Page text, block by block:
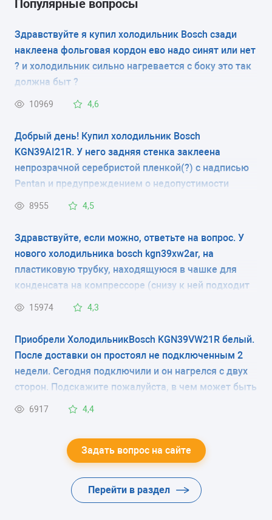
ТИП УПРАВЛЕНИЯ
электронное
КОЛИЧЕСТВО КАМЕР
2
РАЗМЕРЫ (ШXГXВ)
60x64x185 см
КОЛИЧЕСТВО КОМПРЕССОРОВ
1
РАЗМОРАЖИВАНИЕ МОРОЗИЛЬНОЙ КАМЕРЫ
No Frost
РАЗМОРАЖИВАНИЕ ХОЛОДИЛЬНОЙ КАМЕРЫ
No Frost
ЭНЕРГОПОТРЕБЛЕНИЕ
класс A++ (238 кВтч/год)
ЦВЕТ
ХЛАДАГЕНТ
Популярные вопросы
Здравствуйте я купил холодильник Bosch сзади
наклеена фольговая кордон ево надо синят или нет
? и холодильник сильно нагревается с боку это так
должна быт ?
10969 4,6
Добрый день! Купил холодильник Bosch
KGN39AI21R. У него задняя стенка заклеена
непрозрачной серебристой пленкой(?) с надписью
Pentan и предупреждением о недопустимости
контакта изделия с трубами, мебелью и т.д. За
(видны какие-то углубления). Это защита
радиатора при транспортировке или что-то типа
задней стенки? Нужно ли снимать эту пленку?
8955 4,5
Здравствуйте, если можно, ответьте на вопрос. У
нового холодильника bosch kgn39xw2ar, на
пластиковую трубку, находящуюся в чашке для
конденсата на компрессоре (снизу к ней подходит
гофрированная трубка), закреплена резиновым
фото).Что это, транспортировочный фильтр и его
надо снять при запуске холодильника или эту
плёнку снимать не нужно? В магазине продавцы
вразумительный ответ дать не смогли, в
комментариев.
15974 4,3
Приобрели ХолодильникBosch KGN39VW21R белый.
После доставки он простоял не подключенным 2
недели. Сегодня подключили и он нагрелся с двух
сторон. Подскажите пожалуйста, в чем может быть
причина?
6917 4,4
Задать вопрос на сайте
Перейти в раздел